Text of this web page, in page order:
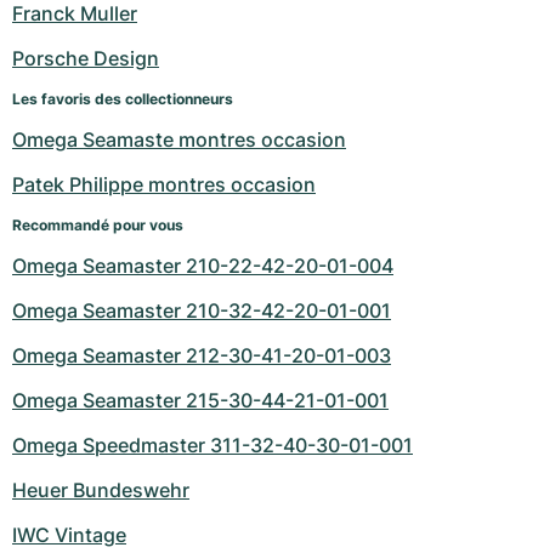
Franck Muller
Porsche Design
Les favoris des collectionneurs
Omega Seamaste montres occasion
Patek Philippe montres occasion
Recommandé pour vous
Omega Seamaster 210-22-42-20-01-004
Omega Seamaster 210-32-42-20-01-001
Omega Seamaster 212-30-41-20-01-003
Omega Seamaster 215-30-44-21-01-001
Omega Speedmaster 311-32-40-30-01-001
Heuer Bundeswehr
IWC Vintage